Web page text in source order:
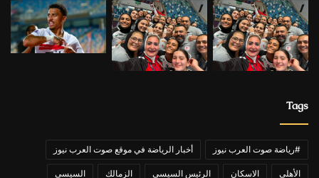
Tags
#رياضة صوت العرب نيوز أخبار الرياضة في موقع صوت العرب نيوز
الأهلي الاسكان الرئيس السيسي الزمالك السيسي